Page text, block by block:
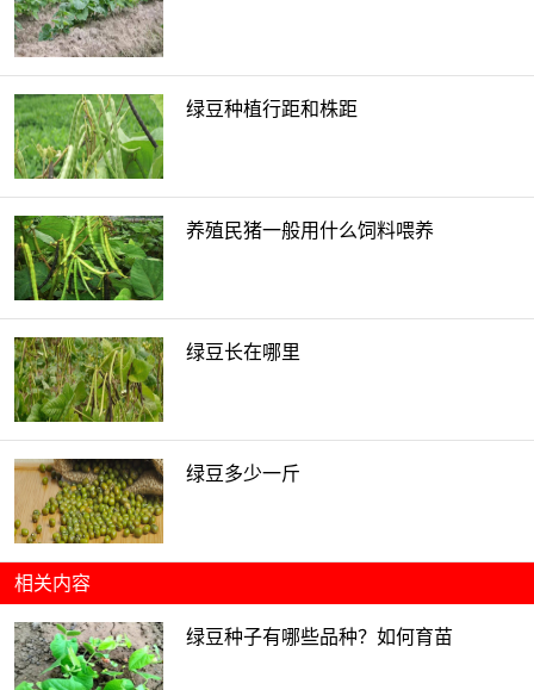
绿豆种植行距和株距
养殖民猪一般用什么饲料喂养
绿豆长在哪里
绿豆多少一斤
相关内容
绿豆种子有哪些品种？如何育苗